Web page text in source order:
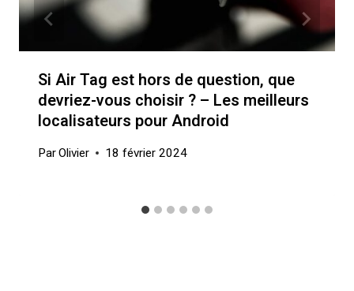
Si Air Tag est hors de question, que
devriez-vous choisir ? – Les meilleurs
localisateurs pour Android
ParOlivier 18 février 2024